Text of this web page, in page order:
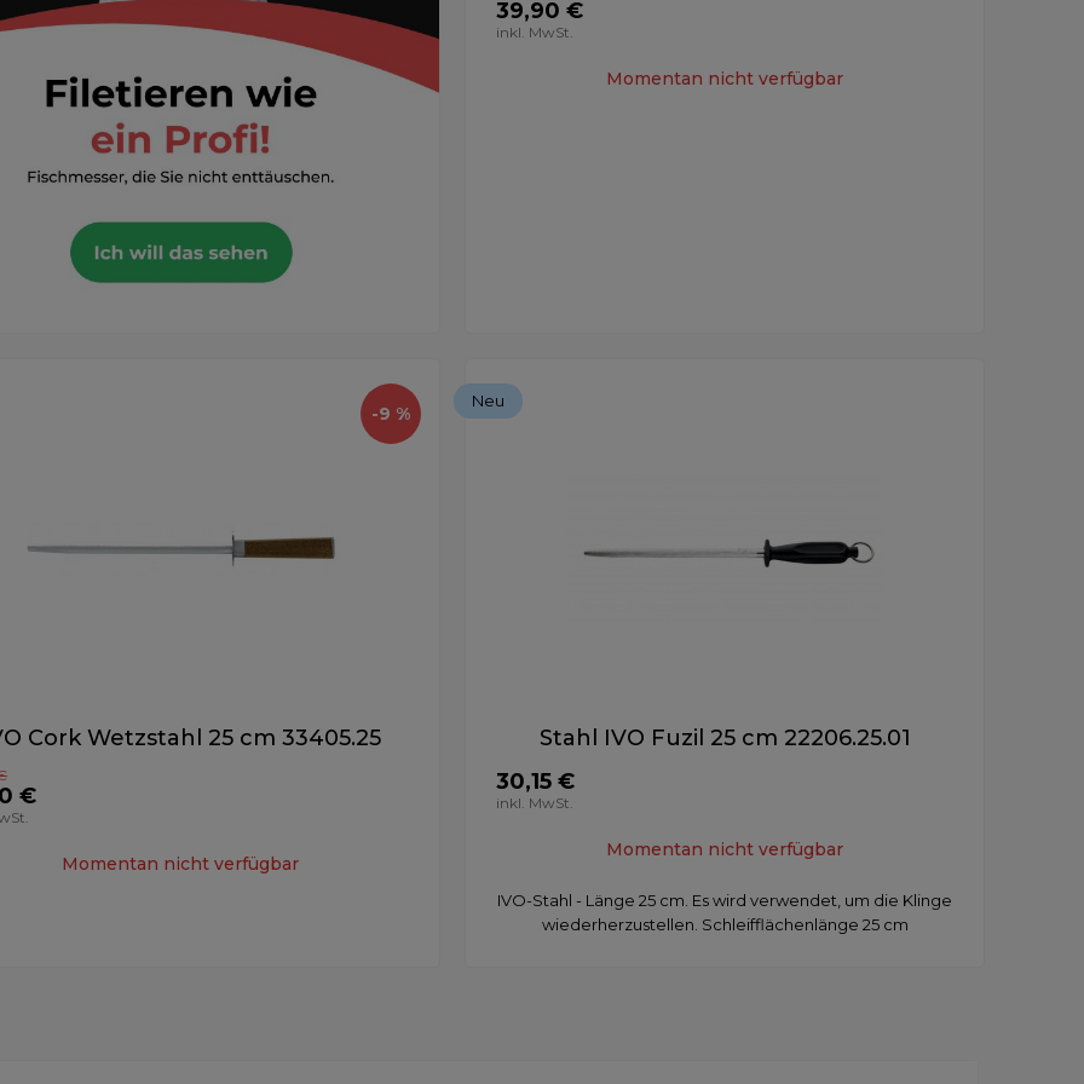
39,90 €
inkl. MwSt.
Momentan nicht verfügbar
-9 %
Cork Wetzstahl 25 cm 33405.25
€
Momentan nicht verfügbar
Neu
Stahl IVO Fuzil 25 cm 22206.25.01
30,15 €
inkl. MwSt.
Momentan nicht verfügbar
IVO-Stahl - Länge 25 cm. Es wird verwendet, um die Klinge
wiederherzustellen. Schleifflächenlänge 25 cm